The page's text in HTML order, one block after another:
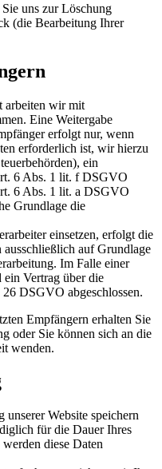
uns zur Löschung
(die Bearbeitung Ihrer
arbeiten wir mit
Eine Weitergabe
erfolgt nur, wenn
erforderlich ist, wir hierzu
ein
6 Abs. 1 lit. f DSGVO
6 Abs. 1 lit. a DSGVO
Grundlage die
einsetzen, erfolgt die
ausschließlich auf Grundlage
Im Falle einer
Vertrag über die
DSGVO abgeschlossen.
Empfängern erhalten Sie
oder Sie können sich an die
wenden.
Website speichern
für die Dauer Ihres
diese Daten